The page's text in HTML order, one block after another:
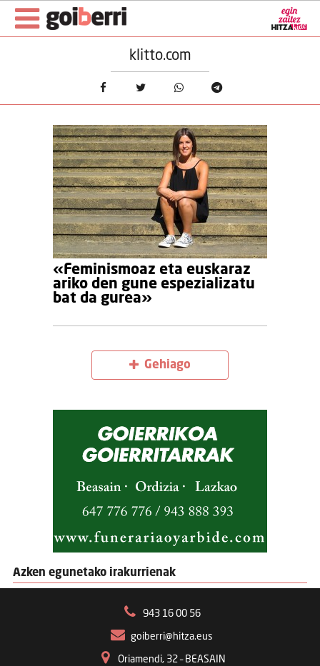
klitto.com
«Feminismoaz eta euskaraz
ariko den gune espezializatu
bat da gurea»
Gehiago
Azken egunetako irakurrienak
943 16 00 56
goiberri@hitza.eus
Oriamendi, 32 – BEASAIN